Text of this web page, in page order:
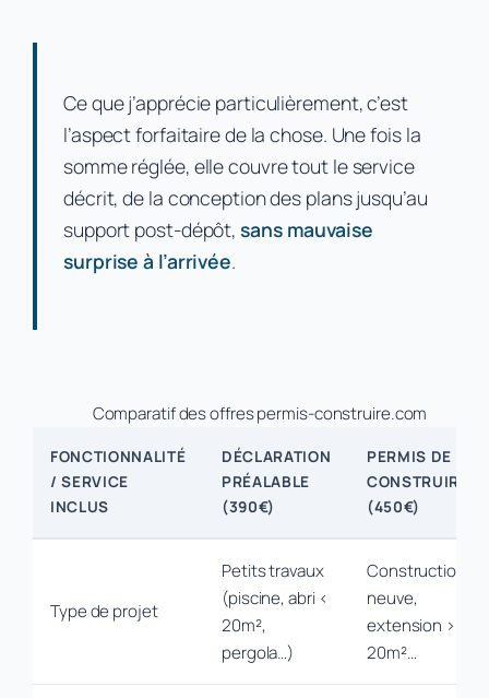
Ce que j’apprécie particulièrement, c’est
l’aspect forfaitaire de la chose. Une fois la
somme réglée, elle couvre tout le service
décrit, de la conception des plans jusqu’au
support post-dépôt, sans mauvaise
surprise à l’arrivée.
Comparatif des offres permis-construire.com
FONCTIONNALITÉ
/ SERVICE
INCLUS
DÉCLARATION
PRÉALABLE
(390€)
PERMIS DE
CONSTRUIRE
(450€)
Type de projet
Petits travaux
(piscine, abri <
20m²,
pergola…)
Construction
neuve,
extension >
20m²…